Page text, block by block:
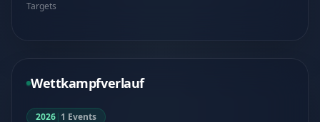
Targets
Wettkampfverlauf
2026| 1 Events